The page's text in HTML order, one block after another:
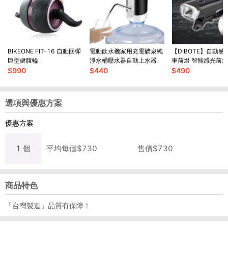
BIKEONE FIT-16 自動回彈
巨型健腹輪
$990
電動飲水機家用充電礦泉純
淨水桶壓水器自動上水器
$440
【DIBOTE】自動感
車前燈 智能感光前燈
$490
選項與優惠方案
優惠方案
1 個 平均每個$730 售價$730
商品特色